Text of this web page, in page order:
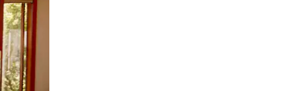
desliza el dedo.